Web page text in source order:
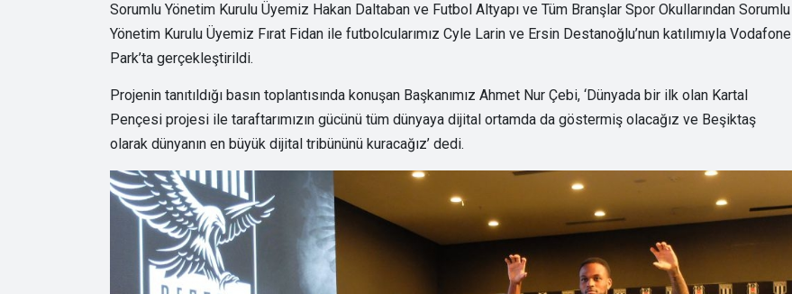
Sorumlu Yönetim Kurulu Üyemiz Hakan Daltaban ve Futbol Altyapı ve Tüm Branşlar Spor Okullarından Sorumlu
Yönetim Kurulu Üyemiz Fırat Fidan ile futbolcularımız Cyle Larin ve Ersin Destanoğlu’nun katılımıyla Vodafone
Park’ta gerçekleştirildi.
Projenin tanıtıldığı basın toplantısında konuşan Başkanımız Ahmet Nur Çebi, ‘Dünyada bir ilk olan Kartal
Pençesi projesi ile taraftarımızın gücünü tüm dünyaya dijital ortamda da göstermiş olacağız ve Beşiktaş
olarak dünyanın en büyük dijital tribününü kuracağız’ dedi.